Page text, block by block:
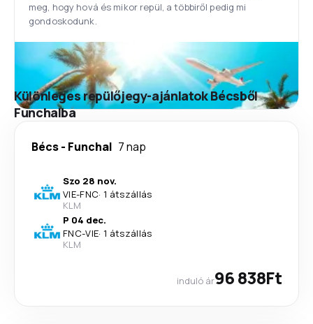
meg, hogy hová és mikor repül, a többiről pedig mi
gondoskodunk.
Különleges repülőjegy-ajánlatok Bécsből
Funchalba
Bécs- Funchal 7 nap
Szo 28 nov.
VIE-FNC· 1 átszállás
KLM
P 04 dec.
FNC-VIE· 1 átszállás
KLM
induló ár96 838Ft